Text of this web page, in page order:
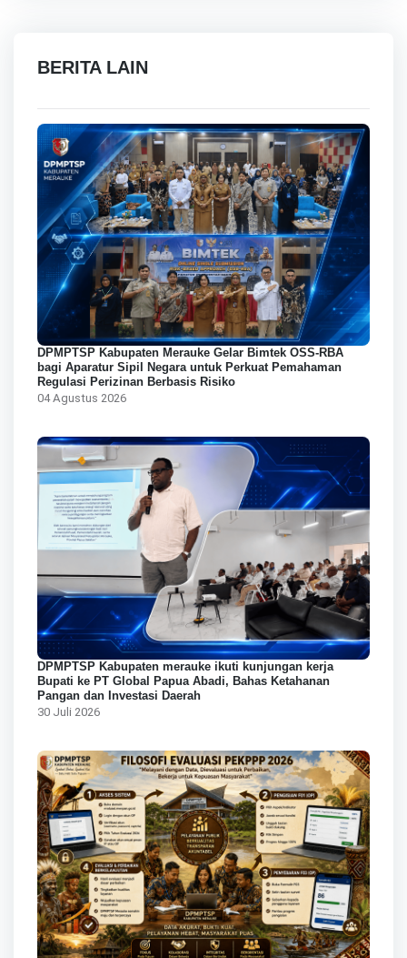
BERITA LAIN
DPMPTSP Kabupaten Merauke Gelar Bimtek OSS-RBA
bagi Aparatur Sipil Negara untuk Perkuat Pemahaman
Regulasi Perizinan Berbasis Risiko
04 Agustus 2026
DPMPTSP Kabupaten merauke ikuti kunjungan kerja
Bupati ke PT Global Papua Abadi, Bahas Ketahanan
Pangan dan Investasi Daerah
30 Juli 2026